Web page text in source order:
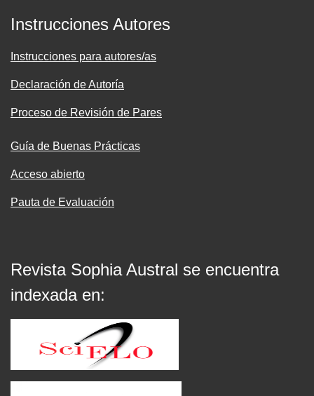
Instrucciones Autores
Instrucciones para autores/as
Declaración de Autoría
Proceso de Revisión de Pares
Guía de Buenas Prácticas
Acceso abierto
Pauta de Evaluación
Revista Sophia Austral se encuentra
indexada en: